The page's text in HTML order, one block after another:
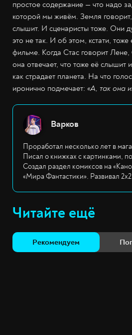
простое содержание — что надо
которой мы живём. Земля
слышит. И сценаристы тоже. Они
это не так. И об этом, кстати,
фильме. Когда Стас говорит
она отвечает, что тоже её слышит
как страдает планета. На что
иронично подмечает: «А, так она
Варков
Проработал несколько лет в
Писал о книжках с картинками,
Создал раздел комиксов на
«Мира Фантастики». Развивал
Читайте ещё
Рекомендуем